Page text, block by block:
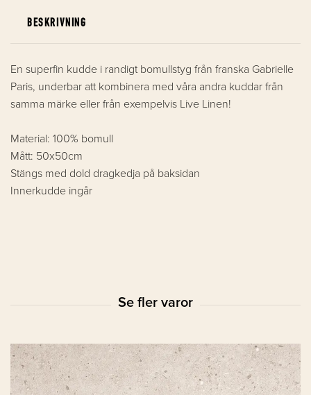
BESKRIVNING
En superfin kudde i randigt bomullstyg från franska Gabrielle
Paris, underbar att kombinera med våra andra kuddar från
samma märke eller från exempelvis Live Linen!
Material: 100% bomull
Mått: 50x50cm
Stängs med dold dragkedja på baksidan
Innerkudde ingår